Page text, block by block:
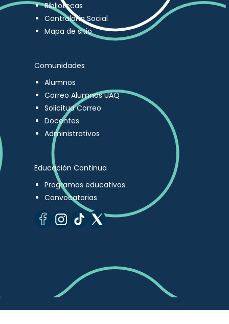
Bibliotecas
Contraloría Social
Mapa de sitio
Comunidades
Alumnos
Correo Alumnos UAQ
Solicitud Correo
Docentes
Administrativos
Educación Continua
Programas educativos
Convocatorias